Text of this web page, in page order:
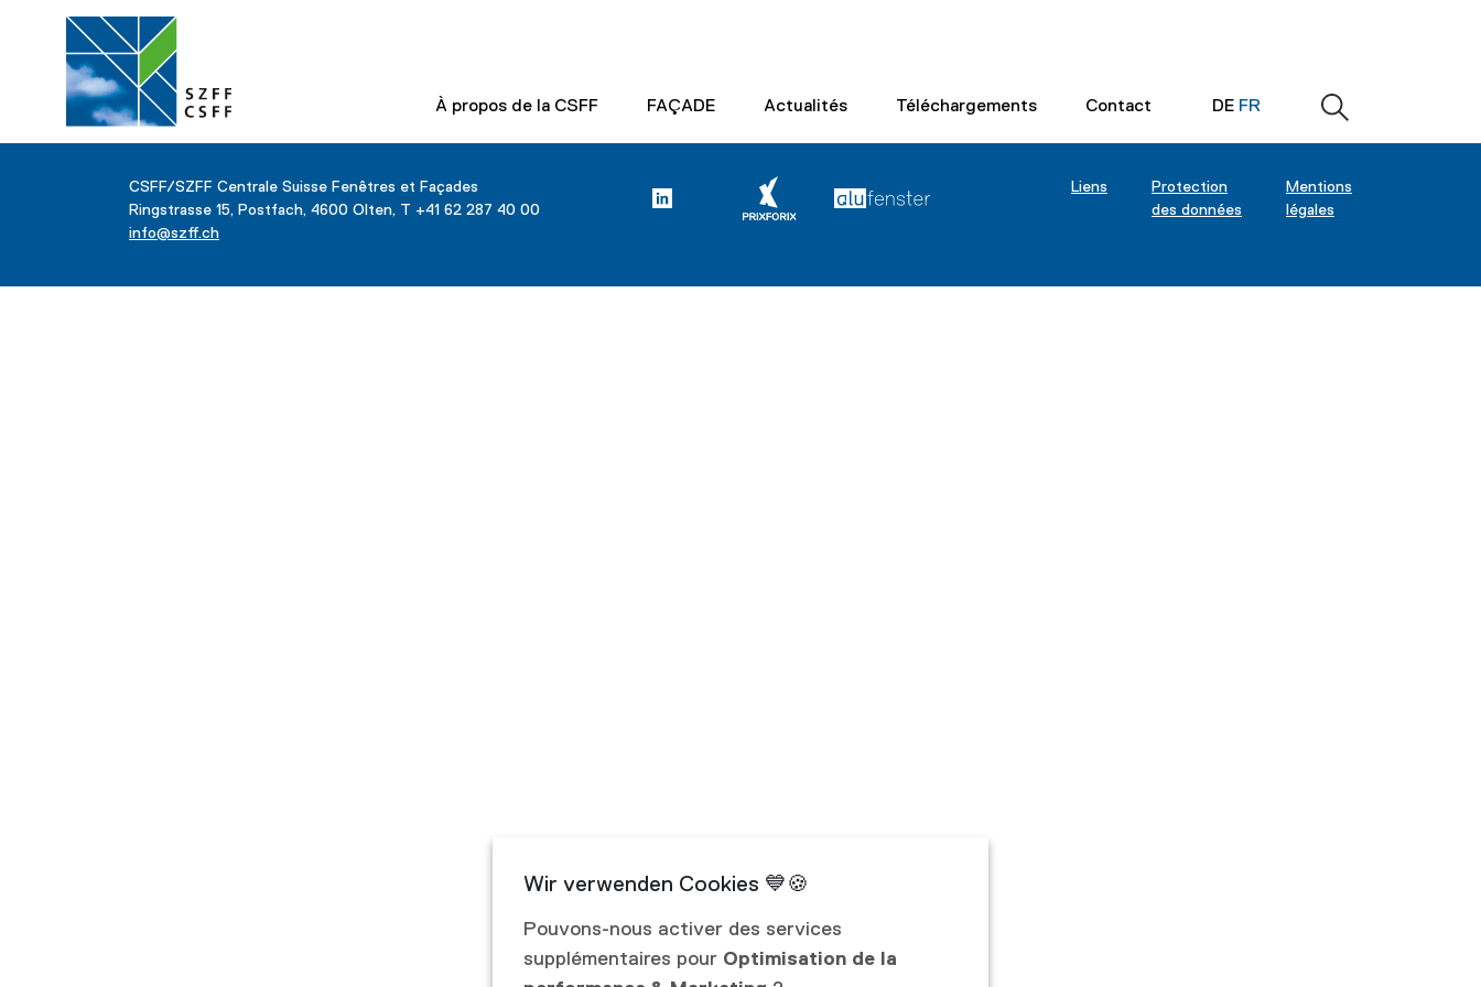
À propos de la CSFF FAÇADE Actualités Téléchargements Contact DE FR
CSFF/SZFF Centrale Suisse Fenêtres et Façades
Ringstrasse 15, Postfach, 4600 Olten, T +41 62 287 40 00
info@szff.ch
Liens
Protection
des données
Mentions
légales
Pouvons-nous activer des services
supplémentaires pour Optimisation de la